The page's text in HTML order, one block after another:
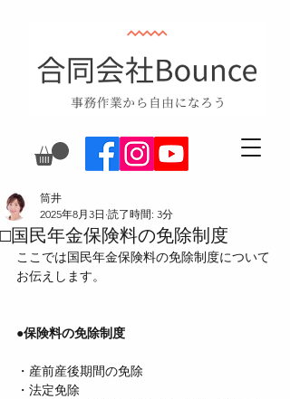
□国民年金保険料の免除制度
筒井
2025年8月3日 読了時間: 3分
ここでは国民年金保険料の免除制度について
お伝えします。
●保険料の免除制度
・産前産後期間の免除
・法定免除